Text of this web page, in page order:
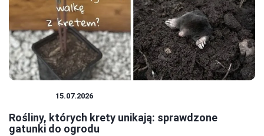
15.07.2026
Rośliny, których krety unikają: sprawdzone
gatunki do ogrodu